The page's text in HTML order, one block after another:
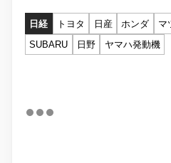
日経 トヨタ 日産 ホンダ マ
SUBARU
日野 ヤマハ発動機